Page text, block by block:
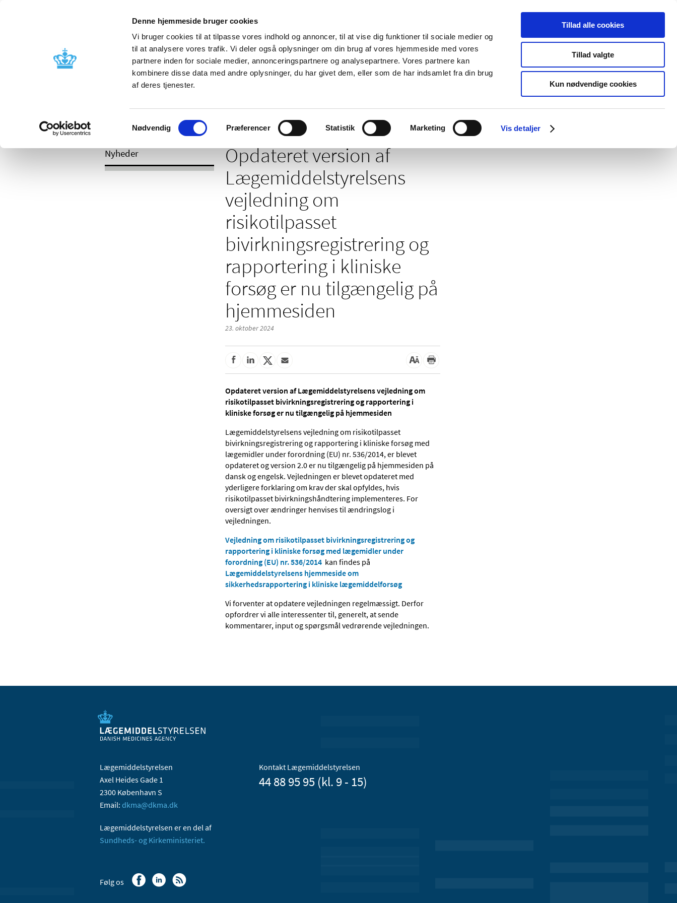
Denne hjemmeside bruger cookies
Vi bruger cookies til at tilpasse vores indhold og annoncer, til at vise dig funktioner til sociale medier og
til at analysere vores trafik. Vi deler også oplysninger om din brug af vores hjemmeside med vores
partnere inden for sociale medier, annonceringspartnere og analysepartnere. Vores partnere kan
kombinere disse data med andre oplysninger, du har givet dem, eller som de har indsamlet fra din brug
af deres tjenester.
Samtykkevalg
Nødvendig Præferencer Statistik Marketing Vis detaljer
Tillad alle cookies
Tillad valgte
Kun nødvendige cookies
Nyheder Om os Kontakt Udgivelser
Godkendelse og
Bivirkninger og
produktinformation
Tilskud og
Apoteker og salg af
Medicinsk
Særlige
produktområder
nu tilgængelig på hjemmesiden
Nyheder
Opdateret version af
Lægemiddelstyrelsens
vejledning om
risikotilpasset
bivirkningsregistrering og
rapportering i kliniske
forsøg er nu tilgængelig på
hjemmesiden
23. oktober 2024
Opdateret version af Lægemiddelstyrelsens vejledning om
risikotilpasset bivirkningsregistrering og rapportering i
kliniske forsøg er nu tilgængelig på hjemmesiden
Lægemiddelstyrelsens vejledning om risikotilpasset
bivirkningsregistrering og rapportering i kliniske forsøg med
lægemidler under forordning (EU) nr. 536/2014, er blevet
opdateret og version 2.0 er nu tilgængelig på hjemmesiden på
dansk og engelsk. Vejledningen er blevet opdateret med
yderligere forklaring om krav der skal opfyldes, hvis
risikotilpasset bivirkningshåndtering implementeres. For
oversigt over ændringer henvises til ændringslog i
vejledningen.
Vejledning om risikotilpasset bivirkningsregistrering og
rapportering i kliniske forsøg med lægemidler under
forordning (EU) nr. 536/2014 kan findes på
Lægemiddelstyrelsens hjemmeside om
sikkerhedsrapportering i kliniske lægemiddelforsøg
Vi forventer at opdatere vejledningen regelmæssigt. Derfor
opfordrer vi alle interessenter til, generelt, at sende
kommentarer, input og spørgsmål vedrørende vejledningen.
Lægemiddelstyrelsen
Axel Heides Gade 1
2300 København S
Email: dkma@dkma.dk
Lægemiddelstyrelsen er en del af
Sundheds- og Kirkeministeriet.
Kontakt Lægemiddelstyrelsen
44 88 95 95 (kl. 9 - 15)
Følg os